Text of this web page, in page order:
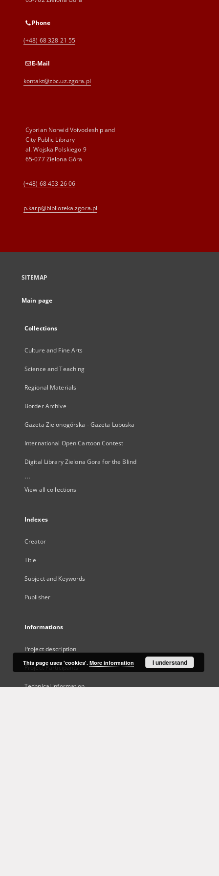
Phone
(+48) 68 328 21 55
E-Mail
kontakt@zbc.uz.zgora.pl
Cyprian Norwid Voivodeship and
City Public Library
al. Wojska Polskiego 9
65-077 Zielona Góra
(+48) 68 453 26 06
p.karp@biblioteka.zgora.pl
SITEMAP
Main page
Collections
Culture and Fine Arts
Science and Teaching
Regional Materials
Border Archive
Gazeta Zielonogórska - Gazeta Lubuska
International Open Cartoon Contest
Digital Library Zielona Gora for the Blind
...
View all collections
Indexes
Creator
Title
Subject and Keywords
Publisher
Informations
Project description
Project Participants
Technical information
This page uses 'cookies'. More information I understand